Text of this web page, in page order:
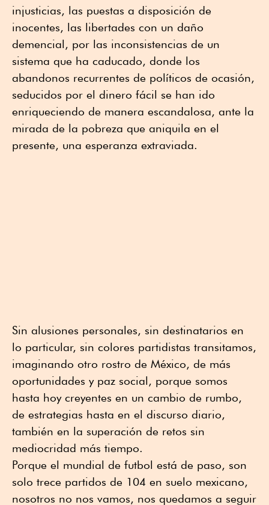
injusticias, las puestas a disposición de
inocentes, las libertades con un daño
demencial, por las inconsistencias de un
sistema que ha caducado, donde los
abandonos recurrentes de políticos de ocasión,
seducidos por el dinero fácil se han ido
enriqueciendo de manera escandalosa, ante la
mirada de la pobreza que aniquila en el
presente, una esperanza extraviada.
Sin alusiones personales, sin destinatarios en
lo particular, sin colores partidistas transitamos,
imaginando otro rostro de México, de más
oportunidades y paz social, porque somos
hasta hoy creyentes en un cambio de rumbo,
de estrategias hasta en el discurso diario,
también en la superación de retos sin
mediocridad más tiempo.
Porque el mundial de futbol está de paso, son
solo trece partidos de 104 en suelo mexicano,
nosotros no nos vamos, nos quedamos a seguir